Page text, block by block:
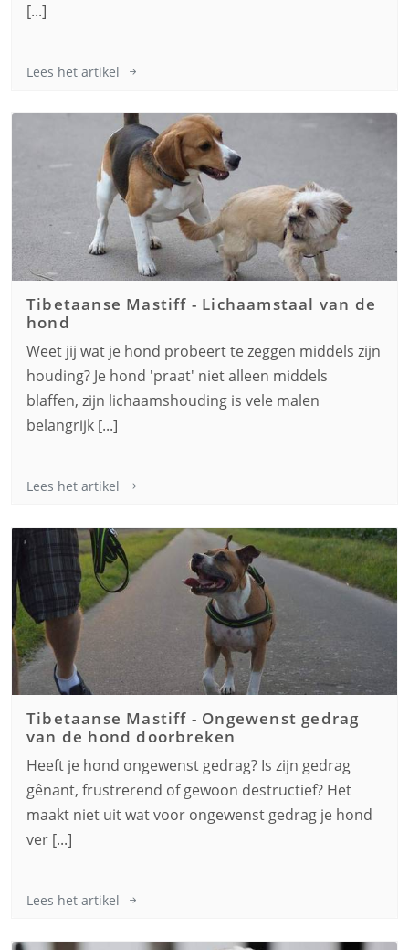
[...]
Lees het artikel
Tibetaanse Mastiff - Lichaamstaal van de
hond
Weet jij wat je hond probeert te zeggen middels zijn
houding? Je hond 'praat' niet alleen middels
blaffen, zijn lichaamshouding is vele malen
belangrijk [...]
Lees het artikel
Tibetaanse Mastiff - Ongewenst gedrag
van de hond doorbreken
Heeft je hond ongewenst gedrag? Is zijn gedrag
gênant, frustrerend of gewoon destructief? Het
maakt niet uit wat voor ongewenst gedrag je hond
ver [...]
Lees het artikel